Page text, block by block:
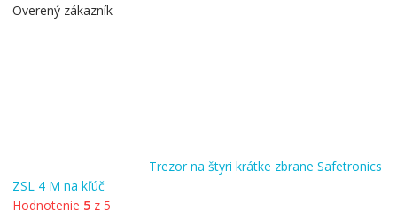
Overený zákazník
Trezor na štyri krátke zbrane Safetronics
ZSL 4 M na kľúč
Hodnotenie 5z 5